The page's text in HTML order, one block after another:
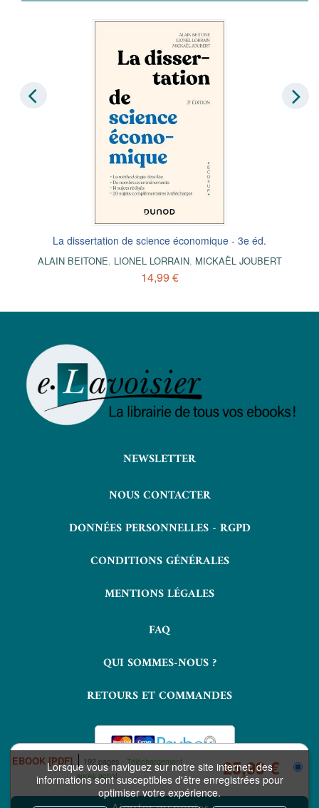
Lorsque vous naviguez sur notre site internet, des
informations sont susceptibles d'être enregistrées pour
optimiser votre expérience.
EBOOK [PDF] 192 pages
Téléchargement
après achat
25,99 €
La dissertation de science économique - 3e éd.
ALAIN BEITONE, LIONEL LORRAIN, MICKAËL JOUBERT
14,99 €
NEWSLETTER
NOUS CONTACTER
DONNÉES PERSONNELLES - RGPD
CONDITIONS GÉNÉRALES
MENTIONS LÉGALES
FAQ
QUI SOMMES-NOUS ?
RETOURS ET COMMANDES
COPYRIGHT © 2026 LAVOISIER ET NUXOS PUBLISHING TECHNOLOGIES.